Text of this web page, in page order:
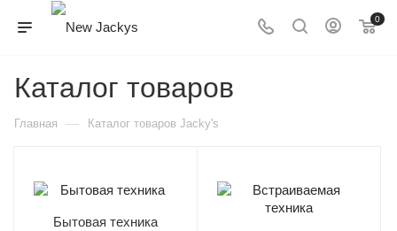
0
Каталог товаров
Главная — Каталог товаров Jacky's
Бытовая техника